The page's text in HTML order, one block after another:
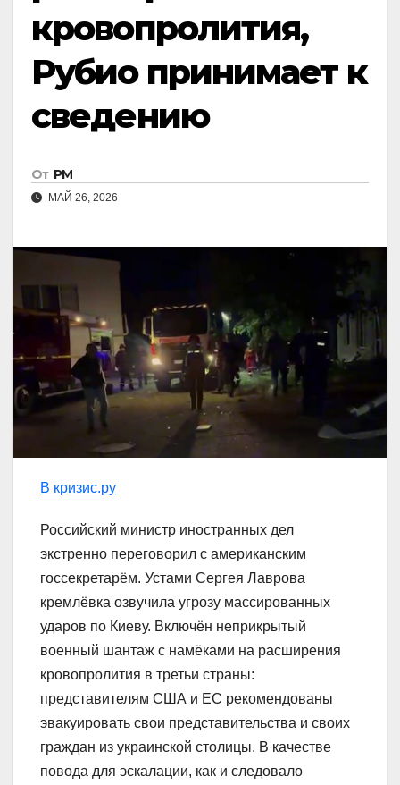
кровопролития,
Рубио принимает к
сведению
От РМ
МАЙ 26, 2026
В кризис.ру
Российский министр иностранных дел
экстренно переговорил с американским
госсекретарём. Устами Сергея Лаврова
кремлёвка озвучила угрозу массированных
ударов по Киеву. Включён неприкрытый
военный шантаж с намёками на расширения
кровопролития в третьи страны:
представителям США и ЕС рекомендованы
эвакуировать свои представительства и своих
граждан из украинской столицы. В качестве
повода для эскалации, как и следовало